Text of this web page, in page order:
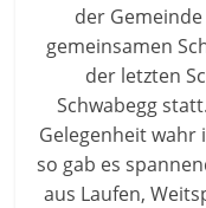
der
gemeinsamen
der letzten
Schwabegg
Gelegenheit wahr
so gab es
aus Laufen,